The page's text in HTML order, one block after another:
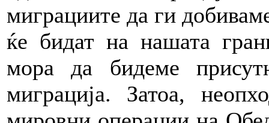
миграциите да ги
ќе бидат на нашата
мора да бидеме
миграција. Затоа,